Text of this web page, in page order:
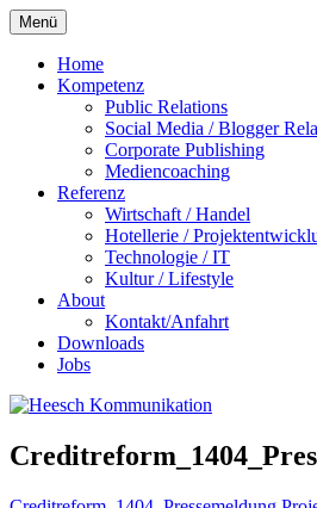
Menü Zum
Inhalt
springen
Home
Kompetenz
Public Relations
Social Media / Blogger
Corporate Publishing
Mediencoaching
Referenz
Wirtschaft / Handel
Hotellerie /
Technologie / IT
Kultur / Lifestyle
About
Kontakt/Anfahrt
Downloads
Jobs